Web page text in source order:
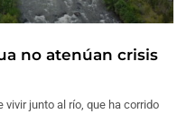
no atenúan crisis
vivir junto al río, que ha corrido